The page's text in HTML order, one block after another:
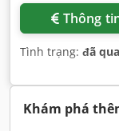
Thông
Tình trạng: đã
Khám phá